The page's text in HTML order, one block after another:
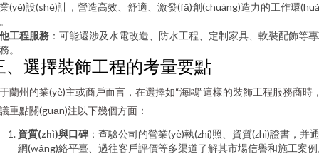
(yè)設(shè)計，營造高效、舒適、激發(fā)創(chuàng)造力的工作環
工程服務 ：可能還涉及水電改造、防水工程、定制家具、軟裝配飾等
。
、選擇裝飾工程的考量要點
蘭州的業(yè)主或商戶而言，在選擇如“海鷗”這樣的裝飾工程服務商時
重點關(guān)注以下幾個方面：
資質(zhì)與口碑 ：查驗公司的營業(yè)執(zhí)照、資質(zhì)證書，并
網(wǎng)絡平臺、過往客戶評價等多渠道了解其市場信譽和施工案